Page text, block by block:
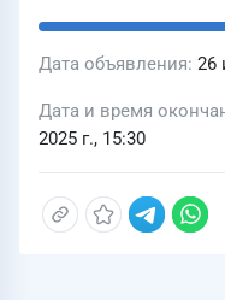
Дата объявления 26
Дата и время
2025 г., 15:30